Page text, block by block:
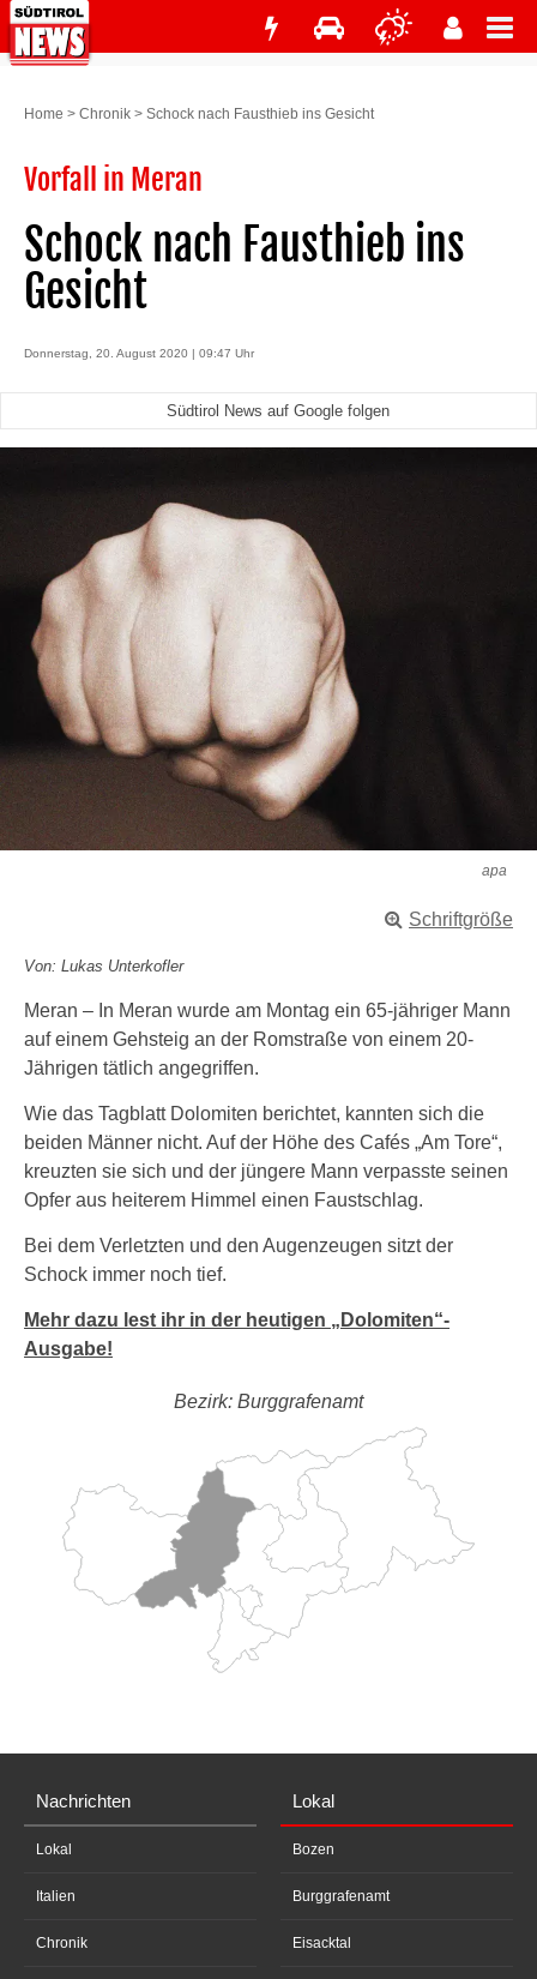
Home > Chronik > Schock nach Fausthieb ins Gesicht
Vorfall in Meran
Schock nach Fausthieb ins
Gesicht
Donnerstag, 20. August 2020 | 09:47 Uhr
Südtirol News auf Google folgen
apa
Schriftgröße
Von: Lukas Unterkofler
Meran – In Meran wurde am Montag ein 65-jähriger Mann
auf einem Gehsteig an der Romstraße von einem 20-
Jährigen tätlich angegriffen.
Wie das Tagblatt Dolomiten berichtet, kannten sich die
beiden Männer nicht. Auf der Höhe des Cafés „Am Tore“,
kreuzten sie sich und der jüngere Mann verpasste seinen
Opfer aus heiterem Himmel einen Faustschlag.
Bei dem Verletzten und den Augenzeugen sitzt der
Schock immer noch tief.
Mehr dazu lest ihr in der heutigen „Dolomiten“-
Ausgabe!
Bezirk: Burggrafenamt
Nachrichten
Lokal
Italien
Chronik
Lokal
Bozen
Burggrafenamt
Eisacktal